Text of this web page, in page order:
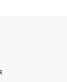
приводятся